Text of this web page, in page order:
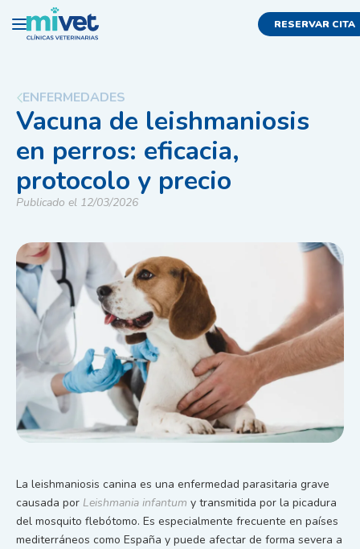
RESERVAR CITA
ENFERMEDADES
Vacuna de leishmaniosis
en perros: eficacia,
protocolo y precio
Publicado el 12/03/2026
La leishmaniosis canina es una enfermedad parasitaria grave
causada por Leishmania infantum y transmitida por la picadura
del mosquito flebótomo. Es especialmente frecuente en países
mediterráneos como España y puede afectar de forma severa a